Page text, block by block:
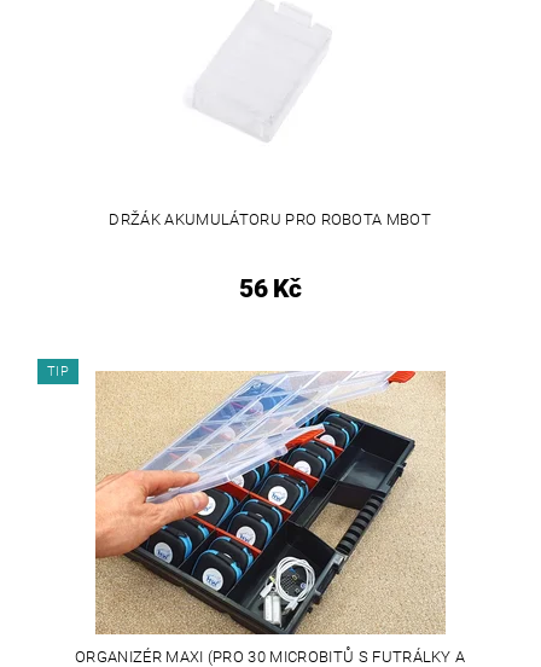
DRŽÁK AKUMULÁTORU PRO ROBOTA MBOT
56 Kč
TIP
ORGANIZÉR MAXI (PRO 30 MICROBITŮ S FUTRÁLKY A